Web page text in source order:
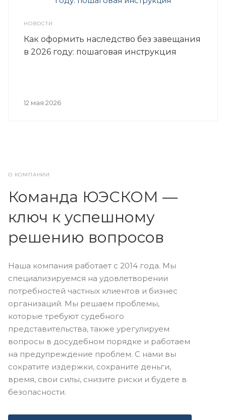
НОВОСТИ
Как оформить наследство без завещания
в 2026 году: пошаговая инструкция
12 мая 2026
О КОМПАНИИ
Команда ЮЭСКОМ —
ключ к успешному
решению вопросов
Наша компания работает с 2014 года. Мы
специализируемся на удовлетворении
потребностей частных клиентов и бизнес
организаций. Мы решаем проблемы,
которые требуют судебного
представительства, также урегулируем
вопросы в досудебном порядке и работаем
на предупреждение проблем. С нами вы
сократите издержки, сохраните деньги,
время, свои силы, снизите риски и будете в
безопасности.